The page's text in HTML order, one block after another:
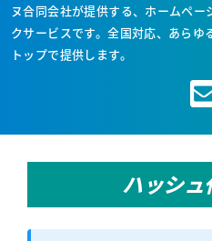
ヌ合同会社が提供する、ホームペ
クサービスです。全国対応、あらゆ
トップで提供します。
ハッシュ